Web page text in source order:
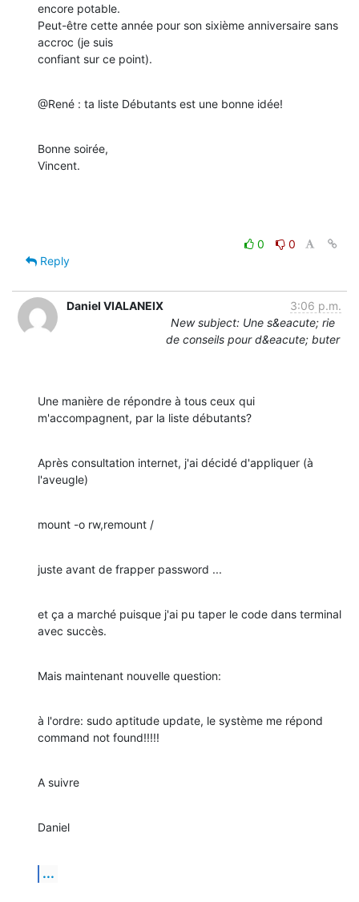
encore potable.
Peut-être cette année pour son sixième anniversaire sans
accroc (je suis
confiant sur ce point).
@René : ta liste Débutants est une bonne idée!
Bonne soirée,
Vincent.
0
0
Reply
Daniel VIALANEIX
3:06 p.m.
New subject: Une s&eacute; rie
de conseils pour d&eacute; buter
Une manière de répondre à tous ceux qui
m'accompagnent, par la liste débutants?
Après consultation internet, j'ai décidé d'appliquer (à
l'aveugle)
mount -o rw,remount /
juste avant de frapper password ...
et ça a marché puisque j'ai pu taper le code dans terminal
avec succès.
Mais maintenant nouvelle question:
à l'ordre: sudo aptitude update, le système me répond
command not found!!!!!
A suivre
Daniel
...